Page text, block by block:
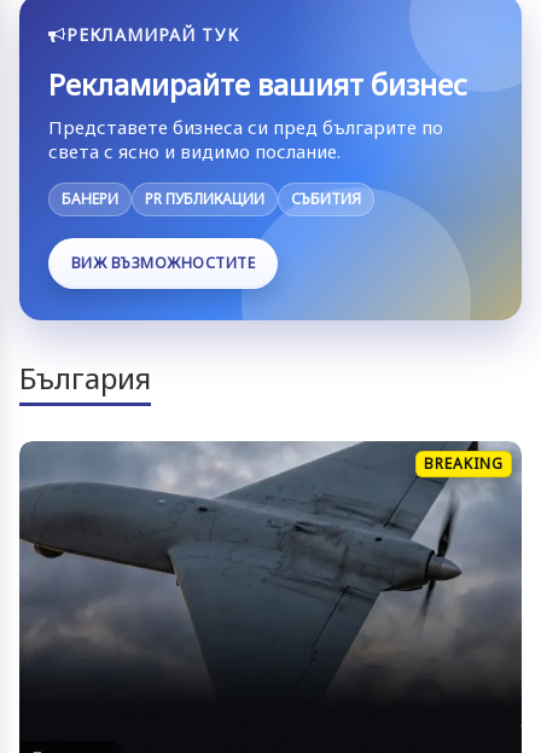
РЕКЛАМИРАЙ ТУК
Рекламирайте вашият бизнес
Представете бизнеса си пред българите по
света с ясно и видимо послание.
БАНЕРИ PR ПУБЛИКАЦИИ СЪБИТИЯ
ВИЖ ВЪЗМОЖНОСТИТЕ
България
BREAKING